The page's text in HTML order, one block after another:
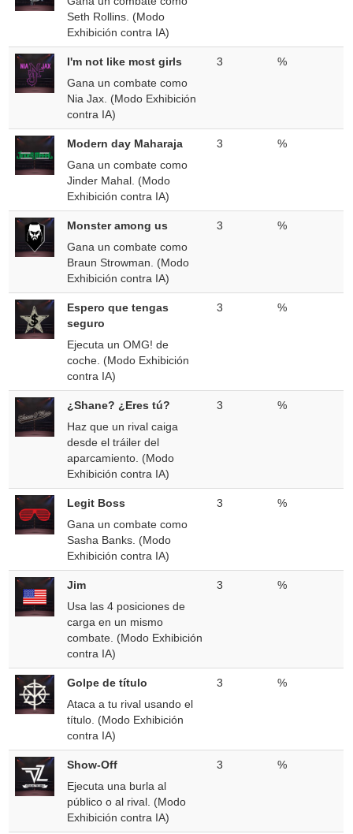
Seth Rollins. (Modo
Exhibición contra IA)
I'm not like most girls
Gana un combate como
Nia Jax. (Modo Exhibición
contra IA)
3 %
Modern day Maharaja
Gana un combate como
Jinder Mahal. (Modo
Exhibición contra IA)
3 %
Monster among us
Gana un combate como
Braun Strowman. (Modo
Exhibición contra IA)
3 %
Espero que tengas
seguro
Ejecuta un OMG! de
coche. (Modo Exhibición
contra IA)
3 %
¿Shane? ¿Eres tú?
Haz que un rival caiga
desde el tráiler del
aparcamiento. (Modo
Exhibición contra IA)
3 %
Legit Boss
Gana un combate como
Sasha Banks. (Modo
Exhibición contra IA)
3 %
Jim
Usa las 4 posiciones de
carga en un mismo
combate. (Modo Exhibición
contra IA)
3 %
Golpe de título
Ataca a tu rival usando el
título. (Modo Exhibición
contra IA)
3 %
Show-Off
Ejecuta una burla al
público o al rival. (Modo
Exhibición contra IA)
3 %